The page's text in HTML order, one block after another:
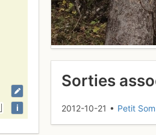
i
Sorties
2012-10-21 • Petit